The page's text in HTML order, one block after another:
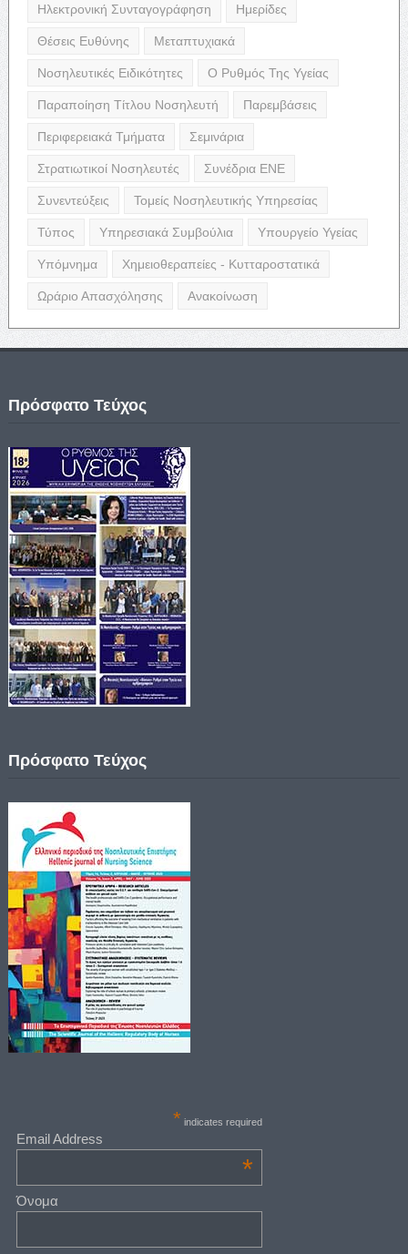
Ηλεκτρονική Συνταγογράφηση Ημερίδες
Θέσεις Ευθύνης Μεταπτυχιακά
Νοσηλευτικές Ειδικότητες Ο Ρυθμός Της Υγείας
Παραποίηση Τίτλου Νοσηλευτή Παρεμβάσεις
Περιφερειακά Τμήματα Σεμινάρια
Στρατιωτικοί Νοσηλευτές Συνέδρια ΕΝΕ
Συνεντεύξεις Τομείς Νοσηλευτικής Υπηρεσίας
Τύπος Υπηρεσιακά Συμβούλια Υπουργείο Υγείας
Υπόμνημα Χημειοθεραπείες - Κυτταροστατικά
Ωράριο Απασχόλησης Ανακοίνωση
Πρόσφατο Τεύχος
Πρόσφατο Τεύχος
* indicates required
Email Address
*
Όνομα